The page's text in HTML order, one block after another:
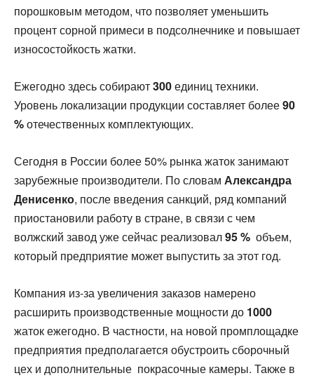
порошковым методом, что позволяет уменьшить
процент сорной примеси в подсолнечнике и повышает
износостойкость жатки.
Ежегодно здесь собирают300единиц техники.
Уровень локализации продукции составляет более90
%отечественных комплектующих.
Сегодня в России более 50% рынка жаток занимают
зарубежные производители. По словам Александра
Денисенко, после введения санкций, ряд компаний
приостановили работу в стране, в связи с чем
волжский завод уже сейчас реализовал95 % объем,
который предприятие может выпустить за этот год.
Компания из-за увеличения заказов намерено
расширить производственные мощности до 1000
жаток ежегодно. В частности, на новой промплощадке
предприятия предполагается обустроить сборочный
цех и дополнительные покрасочные камеры. Также в